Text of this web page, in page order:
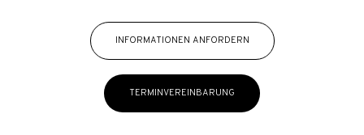
INFORMATIONEN ANFORDERN
TERMINVEREINBARUNG